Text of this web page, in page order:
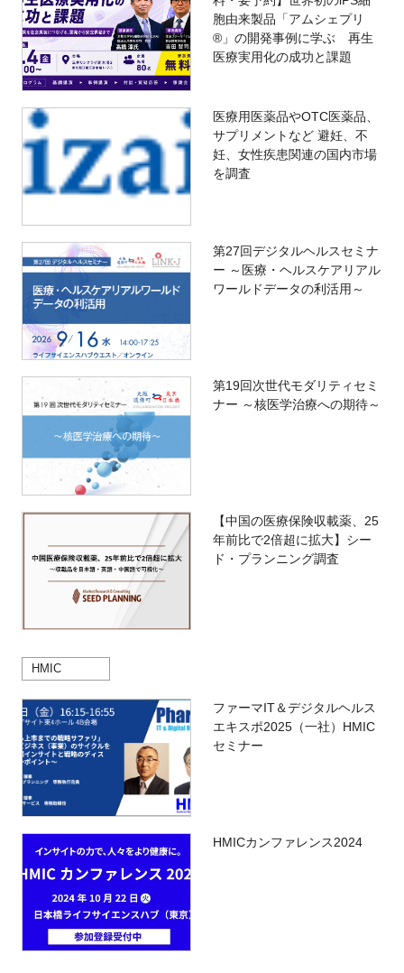
胞由来製品「アムシェプリ
®」の開発事例に学ぶ 再生
医療実用化の成功と課題
医療用医薬品やOTC医薬品、
サプリメントなど 避妊、不
妊、女性疾患関連の国内市場
を調査
第27回デジタルヘルスセミナ
ー ～医療・ヘルスケアリアル
ワールドデータの利活用～
第19回次世代モダリティセミ
ナー ～核医学治療への期待～
【中国の医療保険収載薬、25
年前比で2倍超に拡大】シー
ド・プランニング調査
HMIC
ファーマIT＆デジタルヘルス
エキスポ2025（一社）HMIC
セミナー
HMICカンファレンス2024